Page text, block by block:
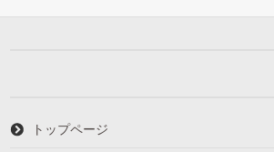
トップページ